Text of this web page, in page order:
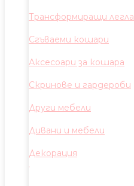
Трансформиращи легла
Сгъваеми кошари
Аксесоари за кошара
Скринове и гардероби
Други мебели
Дивани и мебели
Декорация